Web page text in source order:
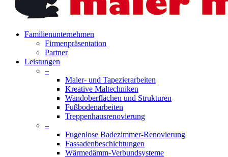
search
Menu
Familienunternehmen
Firmenpräsentation
Partner
Leistungen
–
Maler- und Tapezierarbeiten
Kreative Maltechniken
Wandoberflächen und Strukturen
Fußbodenarbeiten
Treppenhausrenovierung
–
Fugenlose Badezimmer-Renovierung
Fassadenbeschichtungen
Wärmedämm-Verbundsysteme